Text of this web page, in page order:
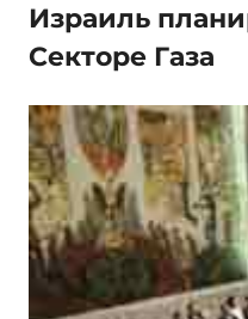
Израиль
Секторе Газа